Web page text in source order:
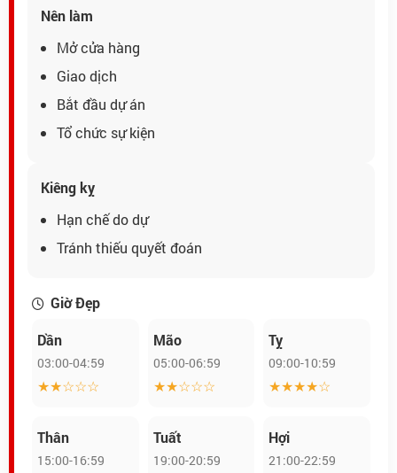
Nên làm
Mở cửa hàng
Giao dịch
Bắt đầu dự án
Tổ chức sự kiện
Kiêng kỵ
Hạn chế do dự
Tránh thiếu quyết đoán
Giờ Đẹp
Dần
03:00-04:59
★★☆☆☆
Mão
05:00-06:59
★★☆☆☆
Tỵ
09:00-10:59
★★★★☆
Thân
15:00-16:59
Tuất
19:00-20:59
Hợi
21:00-22:59